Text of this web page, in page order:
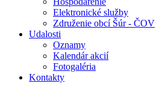
Elektronické služby
Združenie obcí Šúr - ČOV
Udalosti
Oznamy
Kalendár akcií
Fotogaléria
Kontakty